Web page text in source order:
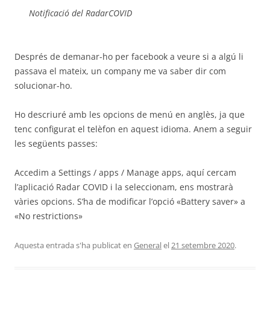
Notificació del RadarCOVID
Després de demanar-ho per facebook a veure si a algú li
passava el mateix, un company me va saber dir com
solucionar-ho.
Ho descriuré amb les opcions de menú en anglès, ja que
tenc configurat el telèfon en aquest idioma. Anem a seguir
les següents passes:
Accedim a Settings / apps / Manage apps, aquí cercam
l’aplicació Radar COVID i la seleccionam, ens mostrarà
vàries opcions. S’ha de modificar l’opció «Battery saver» a
«No restrictions»
Aquesta entrada s'ha publicat en Generalel21 setembre 2020.